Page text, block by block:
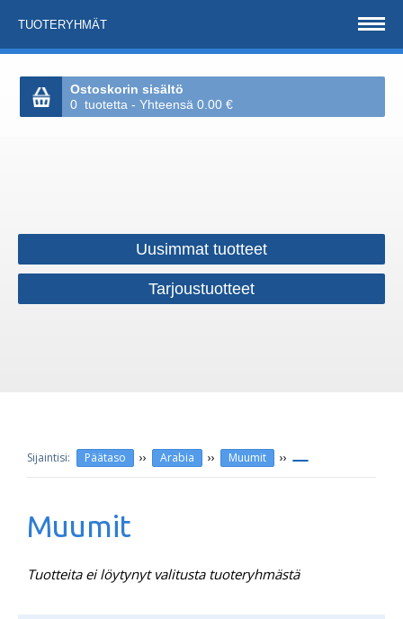
TUOTERYHMÄT
Ostoskorin sisältö
0 tuotetta - Yhteensä 0.00 €
Uusimmat tuotteet
Tarjoustuotteet
Päätaso ›› Arabia ›› Muumit ››
Muumit
Tuotteita ei löytynyt valitusta tuoteryhmästä